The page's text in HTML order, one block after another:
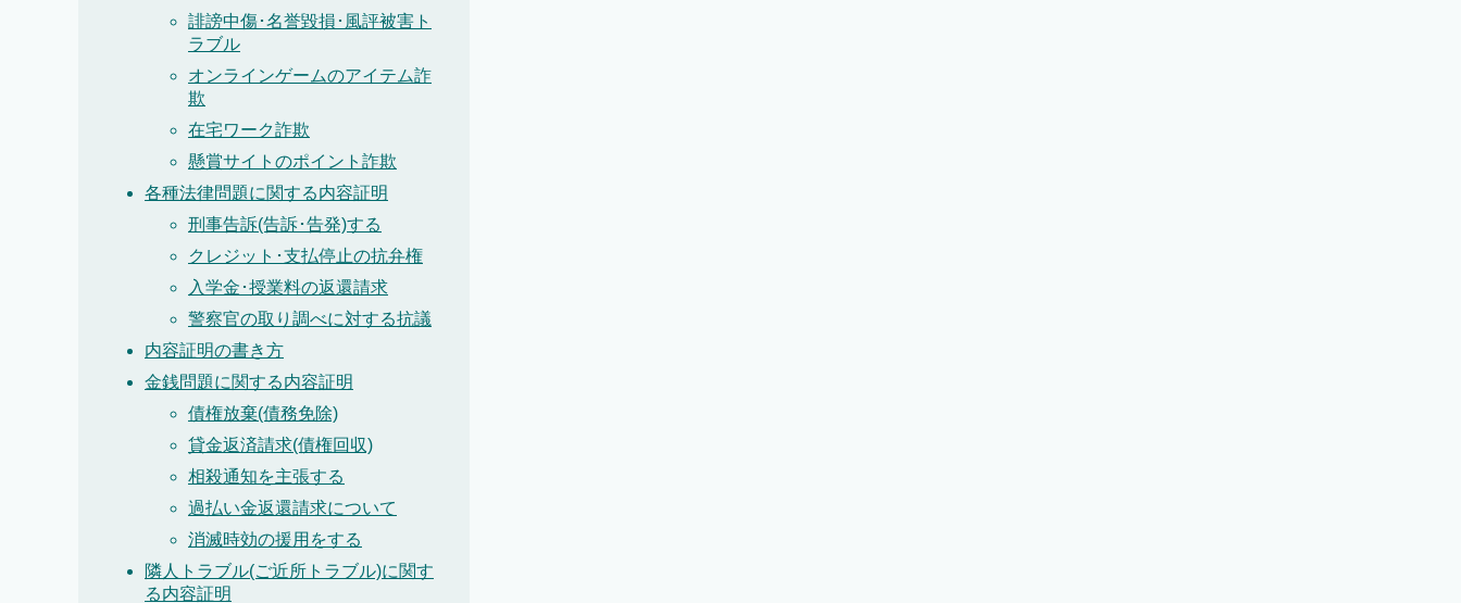
誹謗中傷･名誉毀損･風評被害ト
ラブル
オンラインゲームのアイテム詐
欺
在宅ワーク詐欺
懸賞サイトのポイント詐欺
各種法律問題に関する内容証明
刑事告訴(告訴･告発)する
クレジット･支払停止の抗弁権
入学金･授業料の返還請求
警察官の取り調べに対する抗議
内容証明の書き方
金銭問題に関する内容証明
債権放棄(債務免除)
貸金返済請求(債権回収)
相殺通知を主張する
過払い金返還請求について
消滅時効の援用をする
隣人トラブル(ご近所トラブル)に関す
る内容証明